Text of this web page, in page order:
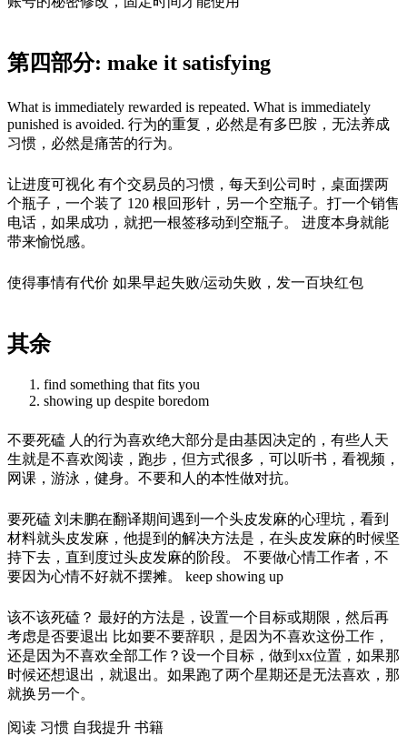
第四部分: make it satisfying
What is immediately rewarded is repeated. What is immediately
punished is avoided. 行为的重复，必然是有多巴胺，无法养成
习惯，必然是痛苦的行为。
让进度可视化 有个交易员的习惯，每天到公司时，桌面摆两
个瓶子，一个装了 120 根回形针，另一个空瓶子。打一个销售
电话，如果成功，就把一根签移动到空瓶子。 进度本身就能
带来愉悦感。
使得事情有代价 如果早起失败/运动失败，发一百块红包
其余
find something that fits you
showing up despite boredom
不要死磕 人的行为喜欢绝大部分是由基因决定的，有些人天
生就是不喜欢阅读，跑步，但方式很多，可以听书，看视频，
网课，游泳，健身。不要和人的本性做对抗。
要死磕 刘未鹏在翻译期间遇到一个头皮发麻的心理坑，看到
材料就头皮发麻，他提到的解决方法是，在头皮发麻的时候坚
持下去，直到度过头皮发麻的阶段。 不要做心情工作者，不
要因为心情不好就不摆摊。 keep showing up
该不该死磕？ 最好的方法是，设置一个目标或期限，然后再
考虑是否要退出 比如要不要辞职，是因为不喜欢这份工作，
还是因为不喜欢全部工作？设一个目标，做到xx位置，如果那
时候还想退出，就退出。如果跑了两个星期还是无法喜欢，那
就换另一个。
阅读 习惯 自我提升 书籍